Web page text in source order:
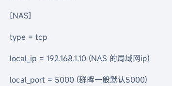
[NAS]
type = tcp
local_ip = 192.168.1.10 (NAS 的局域网ip)
local_port = 5000 (群晖一般默认5000)